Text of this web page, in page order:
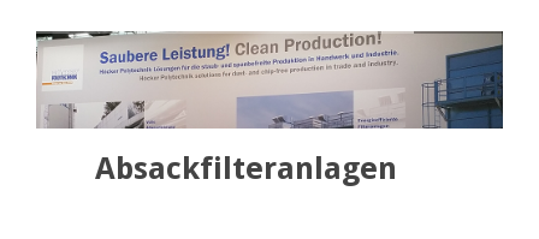
Absackfilteranlagen